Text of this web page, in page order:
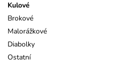
Kulové
Brokové
Malorážkové
Diabolky
Ostatní
505 XTC, 308W., 51CM
000 Kč